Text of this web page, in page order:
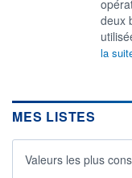
deux
la
MES LISTES
Valeurs les plus